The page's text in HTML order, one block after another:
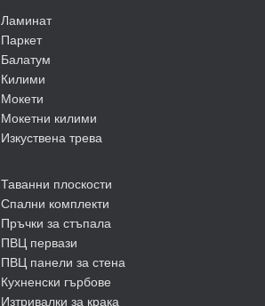
Ламинат
Паркет
Балатум
Килими
Мокети
Мокетни килими
Изкуствена трева
Таванни плоскости
Спални комплекти
Пръчки за стъпала
ПВЦ первази
ПВЦ панели за стена
Кухненски гърбове
Изтривалки за крака